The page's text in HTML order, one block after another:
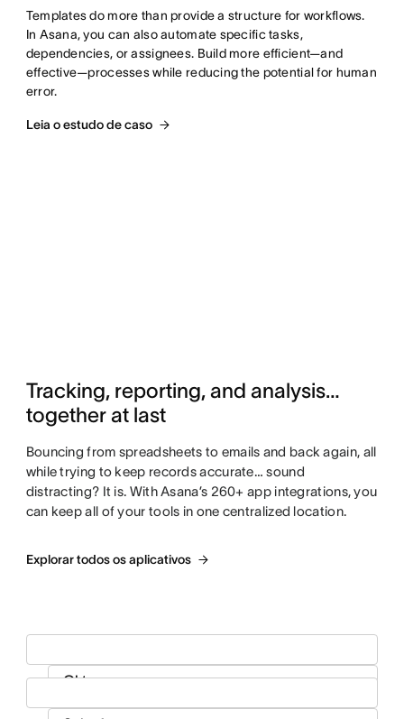
Templates do more than provide a structure for workflows.
In Asana, you can also automate specific tasks,
dependencies, or assignees. Build more efficient—and
effective—processes while reducing the potential for human
error.
Leia o estudo de caso
Tracking, reporting, and analysis…
together at last
Bouncing from spreadsheets to emails and back again, all
while trying to keep records accurate… sound
distracting? It is. With Asana’s 260+ app integrations, you
can keep all of your tools in one centralized location.
Explorar todos os aplicativos